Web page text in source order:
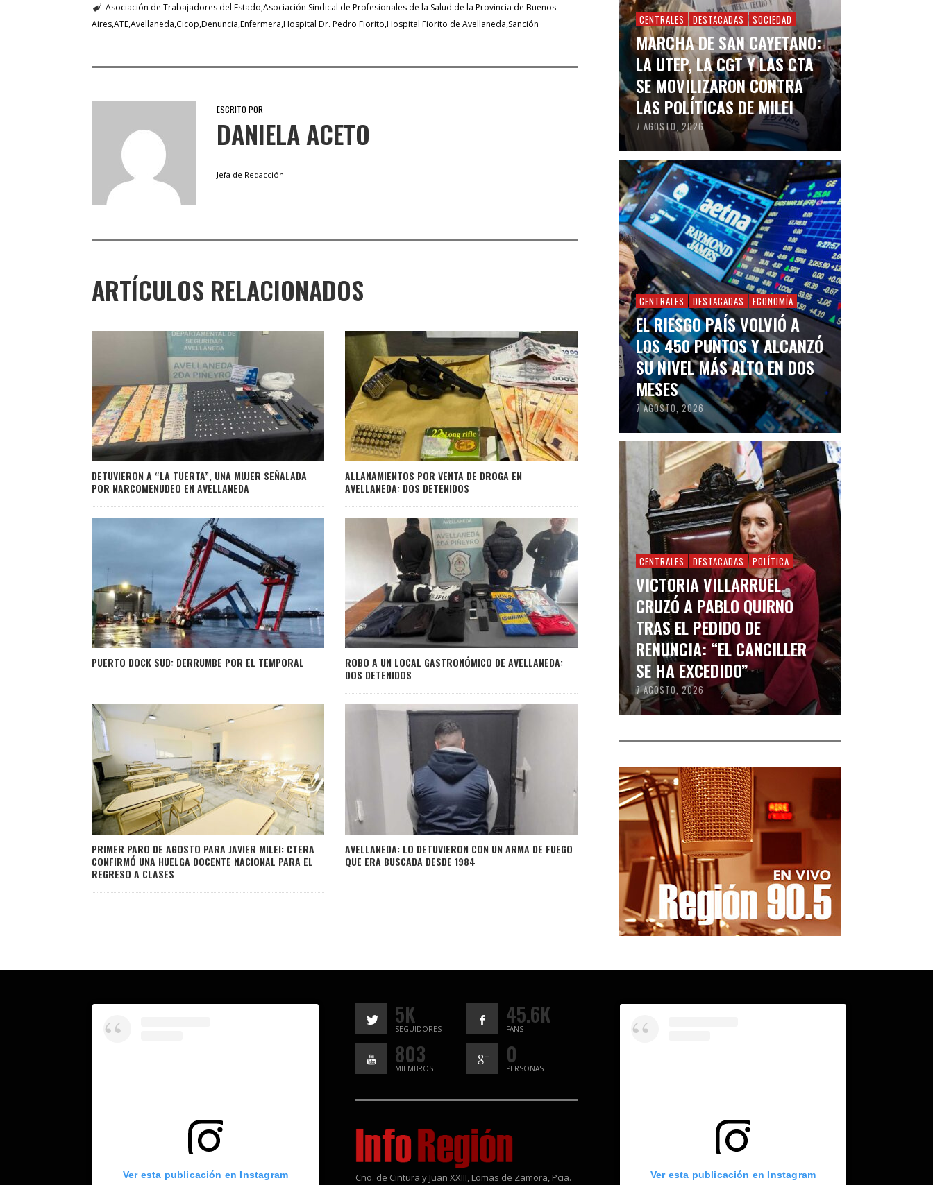
Asociación de Trabajadores del Estado Asociación Sindical de Profesionales de la Salud de la Provincia de Buenos
AiresATEAvellaneda Cicop Denuncia Enfermera Hospital Dr. Pedro Fiorito Hospital Fiorito de Avellaneda Sanción
ESCRITO POR
DANIELA ACETO
Jefa de Redacción
ARTÍCULOS RELACIONADOS
DETUVIERON A “LA TUERTA”, UNA MUJER SEÑALADA
POR NARCOMENUDEO EN AVELLANEDA
ALLANAMIENTOS POR VENTA DE DROGA EN
AVELLANEDA: DOS DETENIDOS
PUERTO DOCK SUD: DERRUMBE POR EL TEMPORAL
ROBO A UN LOCAL GASTRONÓMICO DE AVELLANEDA:
DOS DETENIDOS
PRIMER PARO DE AGOSTO PARA JAVIER MILEI: CTERA
CONFIRMÓ UNA HUELGA DOCENTE NACIONAL PARA EL
REGRESO A CLASES
AVELLANEDA: LO DETUVIERON CON UN ARMA DE FUEGO
QUE ERA BUSCADA DESDE 1984
CENTRALES DESTACADAS SOCIEDAD
MARCHA DE SAN CAYETANO:
LA UTEP, LA CGT Y LAS CTA
SE MOVILIZARON CONTRA
LAS POLÍTICAS DE MILEI
7 AGOSTO, 2026
CENTRALES DESTACADAS ECONOMÍA
EL RIESGO PAÍS VOLVIÓ A
LOS 450 PUNTOS Y ALCANZÓ
SU NIVEL MÁS ALTO EN DOS
MESES
7 AGOSTO, 2026
CENTRALES DESTACADAS POLÍTICA
VICTORIA VILLARRUEL
CRUZÓ A PABLO QUIRNO
TRAS EL PEDIDO DE
RENUNCIA: “EL CANCILLER
SE HA EXCEDIDO”
7 AGOSTO, 2026
Ver esta publicación en Instagram
5K
SEGUIDORES
45.6K
FANS
803
MIEMBROS
0
PERSONAS
Cno. de Cintura y Juan XXIII, Lomas de Zamora, Pcia. Ver esta publicación en Instagram